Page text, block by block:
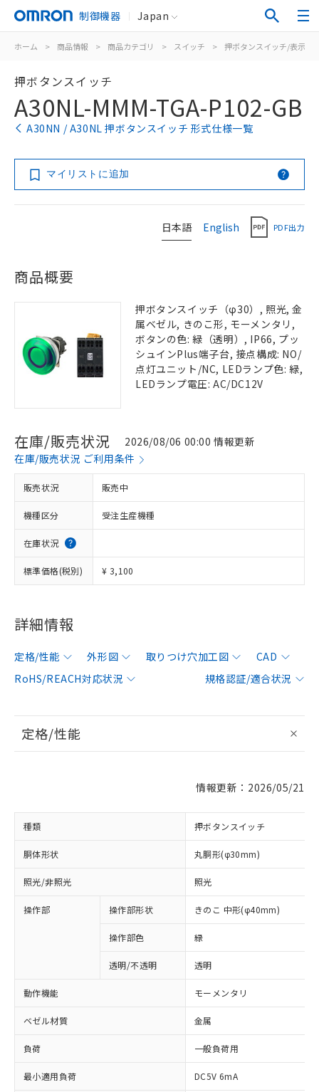
制御機器 Japan
ホーム > 商品情報 > 商品カテゴリ > スイッチ > 押ボタンスイッチ/表示灯
押ボタンスイッチ
A30NL-MMM-TGA-P102-GB
A30NN / A30NL 押ボタンスイッチ 形式仕様一覧
マイリストに追加
日本語 English PDF出力
商品概要
押ボタンスイッチ（φ30）, 照光, 金
属ベゼル, きのこ形, モーメンタリ,
ボタンの色: 緑（透明）, IP66, プッ
シュインPlus端子台, 接点構成: NO/
点灯ユニット/NC, LEDランプ色: 緑,
LEDランプ電圧: AC/DC12V
在庫/販売状況
2026/08/06 00:00 情報更新
在庫/販売状況 ご利用条件
販売状況 販売中
機種区分 受注生産機種
在庫状況
標準価格(税別) ¥ 3,100
詳細情報
定格/性能 外形図 取りつけ穴加工図
CAD
RoHS/REACH対応状況
規格認証/適合状況
定格/性能
情報更新：2026/05/21
種類 押ボタンスイッチ
胴体形状 丸胴形(φ30mm)
照光/非照光 照光
操作部 操作部形状 きのこ 中形(φ40mm)
操作部色 緑
透明/不透明 透明
動作機能 モーメンタリ
ベゼル材質 金属
負荷 一般負荷用
最小適用負荷 DC5V 6mA